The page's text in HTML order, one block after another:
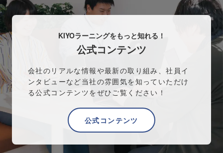
KIYOラーニングをもっと知れる！
公式コンテンツ
会社のリアルな情報や最新の取り組み、社員イ
ンタビューなど当社の雰囲気を知っていただけ
る公式コンテンツをぜひご覧ください！
公式コンテンツ